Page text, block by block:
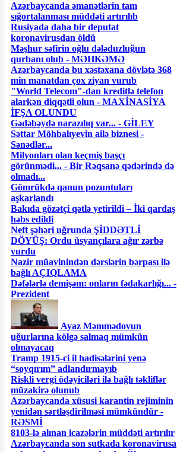
Azərbaycanda əmanətlərin tam
sığortalanması müddəti artırılıb
Rusiyada daha bir deputat
koronavirusdan öldü
Məşhur səfirin oğlu dələduzluğun
qurbanı olub - MƏHKƏMƏ
Azərbaycanda bu xəstəxana dövlətə 368
min manatdan çox ziyan vurub
"World Telecom"-dan kreditlə telefon
alarkən diqqətli olun - MAXİNASİYA
İFŞA OLUNDU
Gədəbəydə narazılıq var... - GİLEY
Səttar Möhbalıyevin ailə biznesi -
Sənədlər...
Milyonları olan keçmiş başçı
görünmədi... - Bir Rəqsanə qədərində də
olmadı...
Gömrükdə qanun pozuntuları
aşkarlandı
Bakıda gözətçi qətlə yetirildi – İki qardaş
həbs edildi
Neft şəhəri uğrunda ŞİDDƏTLİ
DÖYÜŞ: Ordu üsyançılara ağır zərbə
vurdu
Nazir müavinindən dərslərin bərpası ilə
bağlı AÇIQLAMA
Dəfələrlə demişəm: onların fədakarlığı... -
Prezident
Ayaz Məmmədovun
uğurlarına kölgə salmaq mümkün
olmayacaq
Tramp 1915-ci il hadisələrini yenə
“soyqırım” adlandırmayıb
Riskli vergi ödəyiciləri ilə bağlı təkliflər
müzakirə olunub
Azərbaycanda xüsusi karantin rejiminin
yenidən sərtləşdirilməsi mümkündür -
RƏSMİ
8103-lə alınan icazələrin müddəti artırılır
Azərbaycanda son sutkada koronavirusa